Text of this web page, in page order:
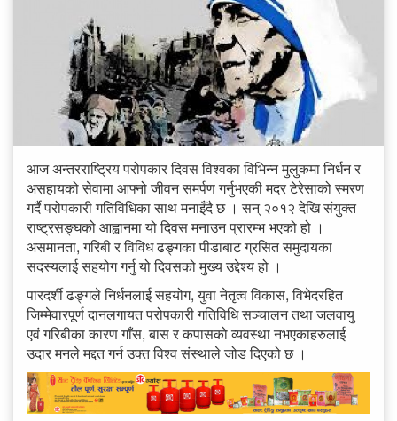
आज अन्तरराष्ट्रिय परोपकार दिवस विश्वका विभिन्न मुलुकमा निर्धन र
असहायको सेवामा आफ्नो जीवन समर्पण गर्नुभएकी मदर टेरेसाको स्मरण
गर्दै परोपकारी गतिविधिका साथ मनाइँदै छ । सन् २०१२ देखि संयुक्त
राष्ट्रसङ्घको आह्वानमा यो दिवस मनाउन प्रारम्भ भएको हो ।
असमानता, गरिबी र विविध ढङ्गका पीडाबाट ग्रसित समुदायका
सदस्यलाई सहयोग गर्नु यो दिवसको मुख्य उद्देश्य हो ।
पारदर्शी ढङ्गले निर्धनलाई सहयोग, युवा नेतृत्व विकास, विभेदरहित
जिम्मेवारपूर्ण दानलगायत परोपकारी गतिविधि सञ्चालन तथा जलवायु
एवं गरिबीका कारण गाँस, बास र कपासको व्यवस्था नभएकाहरुलाई
उदार मनले मद्दत गर्न उक्त विश्व संस्थाले जोड दिएको छ ।